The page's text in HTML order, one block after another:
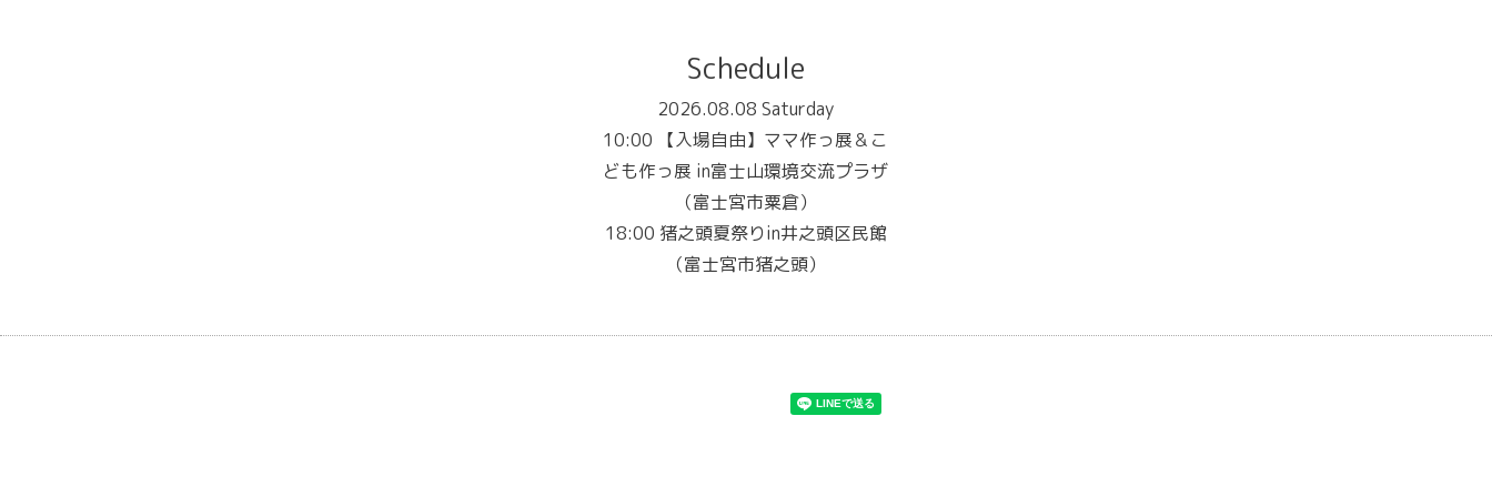
Schedule
2026.08.08 Saturday
10:00 【入場自由】ママ作っ展＆こ
ども作っ展 in富士山環境交流プラザ
（富士宮市粟倉）
18:00 猪之頭夏祭りin井之頭区民館
（富士宮市猪之頭）